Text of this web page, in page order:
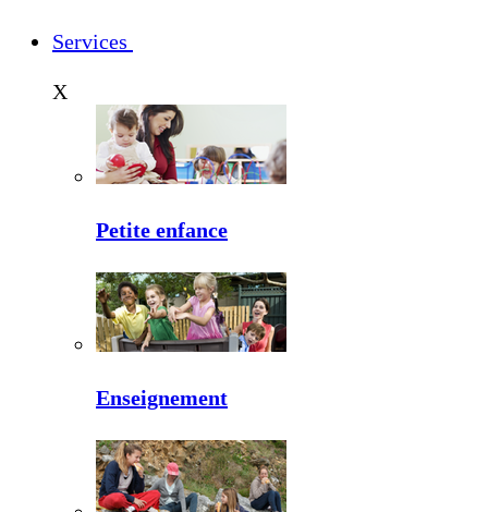
Services
X
Petite enfance
Enseignement